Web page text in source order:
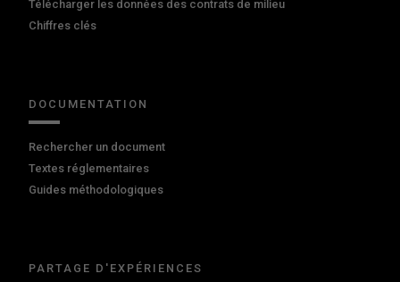
Télécharger les données des contrats de milieu
Chiffres clés
DOCUMENTATION
Rechercher un document
Textes réglementaires
Guides méthodologiques
PARTAGE D'EXPÉRIENCES